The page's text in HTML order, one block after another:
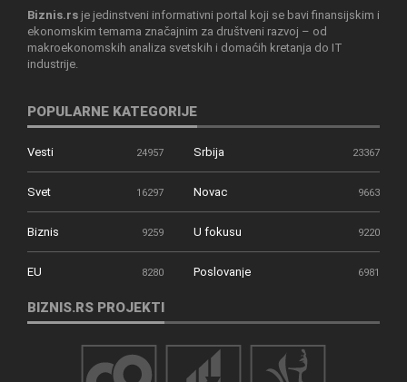
Biznis.rs je jedinstveni informativni portal koji se bavi finansijskim i
ekonomskim temama značajnim za društveni razvoj – od
makroekonomskih analiza svetskih i domaćih kretanja do IT
industrije.
POPULARNE KATEGORIJE
Vesti 24957 Srbija 23367
Svet 16297 Novac 9663
Biznis 9259 U fokusu 9220
EU 8280 Poslovanje 6981
BIZNIS.RS PROJEKTI